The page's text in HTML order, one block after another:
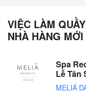
VIỆC LÀM
NHÀ HÀNG
Spa
Lễ Tân
MELIÁ